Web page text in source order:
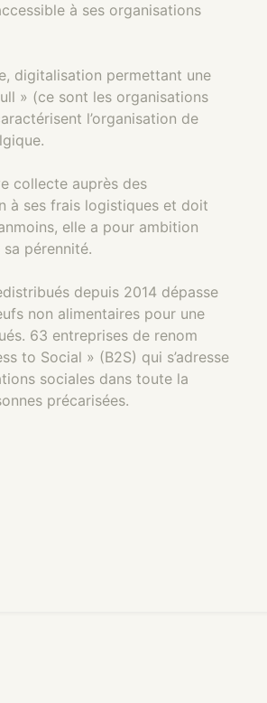
à ses organisations
digitalisation permettant une
» (ce sont les organisations
l’organisation de
collecte auprès des
à ses frais logistiques et doit
elle a pour ambition
pérennité.
depuis 2014 dépasse
non alimentaires pour une
63 entreprises de renom
to Social » (B2S) qui s’adresse
sociales dans toute la
précarisées.